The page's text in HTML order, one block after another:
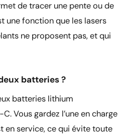
de tracer une pente ou de
une fonction que les lasers
ne proposent pas, et qui
batteries ?
batteries lithium
Vous gardez l’une en charge
en service, ce qui évite toute